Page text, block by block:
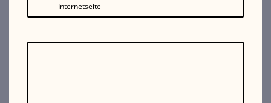
Internetseite